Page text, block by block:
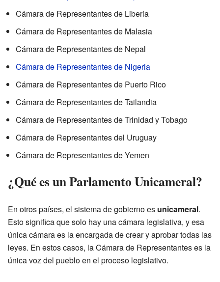
Cámara de Representantes de Liberia
Cámara de Representantes de Malasia
Cámara de Representantes de Nepal
Cámara de Representantes de Nigeria
Cámara de Representantes de Puerto Rico
Cámara de Representantes de Tailandia
Cámara de Representantes de Trinidad y Tobago
Cámara de Representantes del Uruguay
Cámara de Representantes de Yemen
¿Qué es un Parlamento Unicameral?
En otros países, el sistema de gobierno es unicameral.
Esto significa que solo hay una cámara legislativa, y esa
única cámara es la encargada de crear y aprobar todas las
leyes. En estos casos, la Cámara de Representantes es la
única voz del pueblo en el proceso legislativo.